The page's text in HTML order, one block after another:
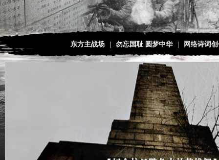
东方主战场 勿忘国耻 圆梦中华 网络诗词